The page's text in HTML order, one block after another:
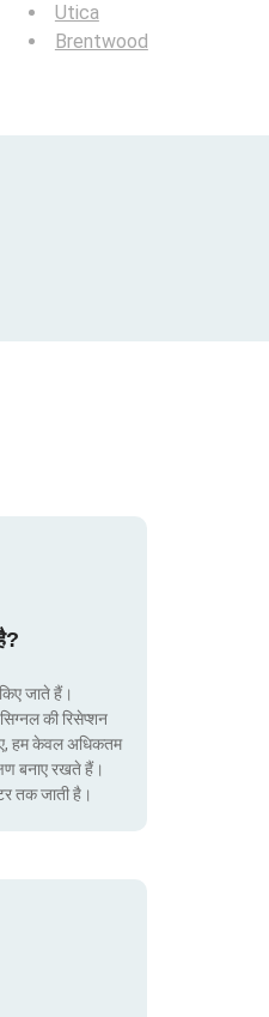
Utica
Brentwood
जाते हैं।
की रिसेप्शन
हम केवल अधिकतम
बनाए रखते हैं।
तक जाती है।